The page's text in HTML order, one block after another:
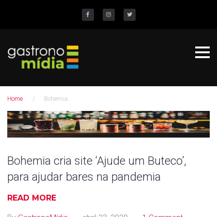
c
Facebook Instagram Twitter
Home / Bohemia
T
a
g
:
B
Bohemia cria site ‘Ajude um Buteco’,
para ajudar bares na pandemia
READ MORE